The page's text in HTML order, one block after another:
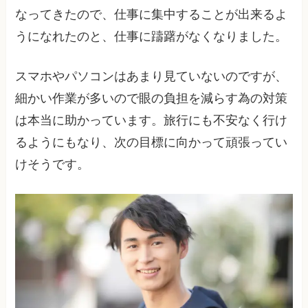
なってきたので、仕事に集中することが出来るよ
うになれたのと、仕事に躊躇がなくなりました。
スマホやパソコンはあまり見ていないのですが、
細かい作業が多いので眼の負担を減らす為の対策
は本当に助かっています。旅行にも不安なく行け
るようにもなり、次の目標に向かって頑張ってい
けそうです。